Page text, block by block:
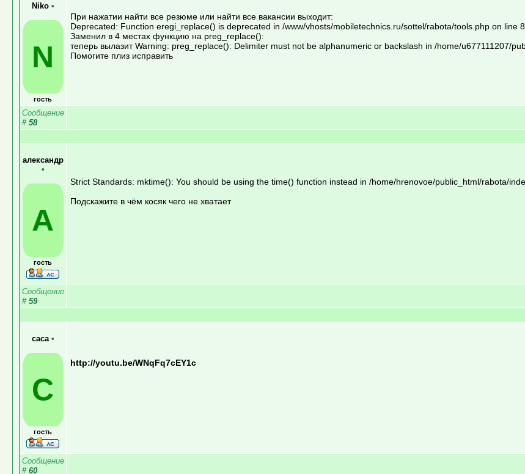
Niko •
N
гость
При нажатии найти все резюме или найти все вакансии выходит:
Deprecated: Function eregi_replace() is deprecated in /www/vhosts/mobiletechnics.ru/sottel/rabota/tools.php on line
Заменил в 4 местах функцию на preg_replace():
теперь вылазит Warning: preg_replace(): Delimiter must not be alphanumeric or backslash in /home/u677111207/
Помогите плиз исправить
Сообщение
# 58
александр
•
А
гость
Strict Standards: mktime(): You should be using the time() function instead in /home/hrenovoe/public_html/rabota/
Подскажите в чём косяк чего не хватает
Сообщение
# 59
саса •
С
гость
http://youtu.be/WNqFq7cEY1c
Сообщение
# 60